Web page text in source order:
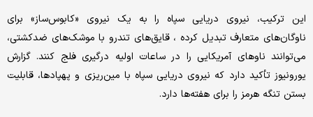
این ترکیب، نیروی دریایی سپاه را به یک نیروی «کابوس‌ساز» برای
ناوگان‌های متعارف تبدیل کرده ، قایق‌های تندرو با موشک‌های ضدکشتی،
می‌توانند ناوهای آمریکایی را در ساعات اولیه درگیری فلج کنند. گزارش
یورونیوز تأکید دارد که نیروی دریایی سپاه با مین‌ریزی و پهپادها، قابلیت
بستن تنگه هرمز را برای هفته‌ها دارد.